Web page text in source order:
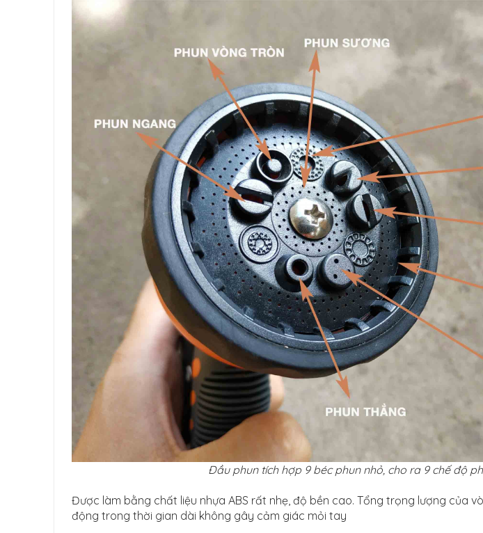
Đầu phun tích hợp 9 béc phun nhỏ, cho ra 9 chế độ
Được làm bằng chất liệu nhựa ABS rất nhẹ, độ bền cao. Tổng trọng lượng của
động trong thời gian dài không gây cảm giác mỏi tay